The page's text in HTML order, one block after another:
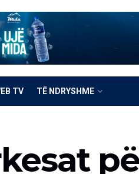
TV TË NDRYSHME